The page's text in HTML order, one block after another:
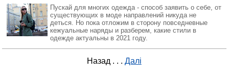
Пускай для многих одежда - способ заявить о себе, от
существующих в моде направлений никуда не
деться. Но пока отложим в сторону повседневные
кежуальные наряды и разберем, какие стили в
одежде актуальны в 2021 году.
Назад . . . Далі